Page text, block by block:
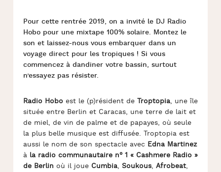
Pour cette rentrée 2019, on a invité le DJ Radio
Hobo pour une mixtape 100% solaire. Montez le
son et laissez-nous vous embarquer dans un
voyage direct pour les tropiques ! Si vous
commencez à dandiner votre bassin, surtout
n’essayez pas résister.
Radio Hoboest le (p)résident de Troptopia, une île
située entre Berlin et Caracas, une terre de lait et
de miel, de vin de palme et de papayes, où seule
la plus belle musique est diffusée. Troptopia est
aussi le nom de son spectacle avec Edna Martinez
à la radio communautaire n° 1 « Cashmere Radio »
de Berlin où il joue Cumbia, Soukous, Afrobeat,